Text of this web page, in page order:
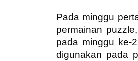
Pada minggu
permainan
pada minggu ke-
digunakan pada